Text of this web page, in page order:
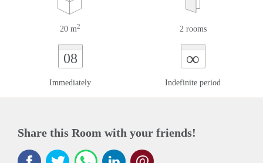
20 m2 2 rooms
08
Immediately
∞
Indefinite period
Share this Room with your friends!